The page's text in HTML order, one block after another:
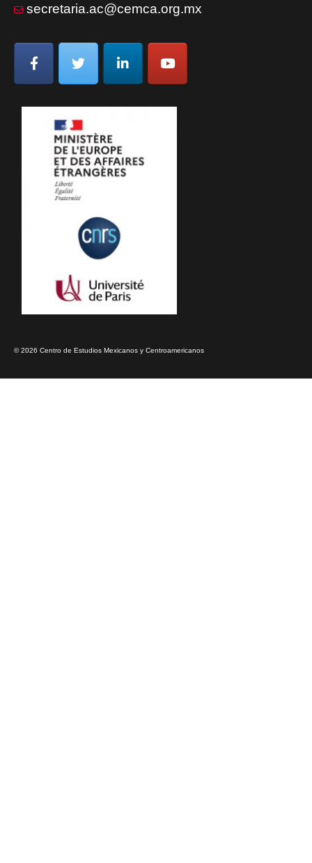
secretaria.ac@cemca.org.mx
© 2026 Centro de Estudios Mexicanos y Centroamericanos